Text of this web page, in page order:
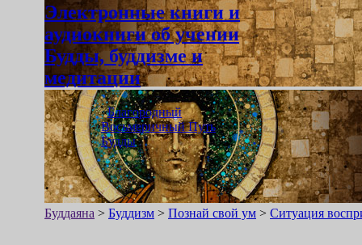
Буддаяна > Буддизм > Познай свой ум > Ситуация
Электронные книги и
аудиокниги об учении
Будды, буддизме и
медитации
«Благородный
Восьмеричный Путь
Будды»